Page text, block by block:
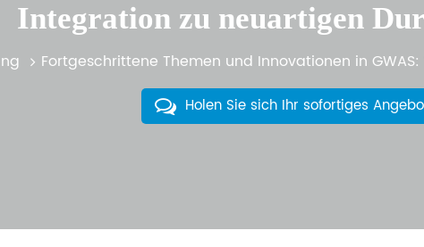
Integration zu neuartigen
Fortgeschrittene Themen und Innovationen in
Holen Sie sich Ihr sofortiges